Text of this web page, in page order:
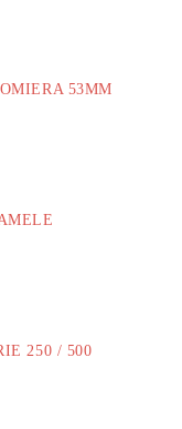
53MM
250 / 500